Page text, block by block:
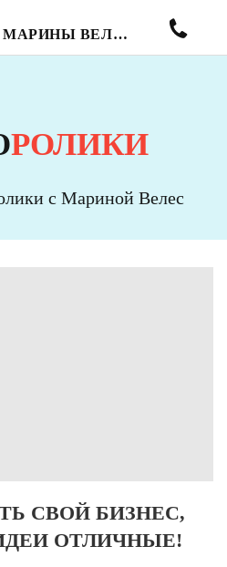
ВИДЕОРОЛИКИ ОТ МАРИНЫ ВЕЛЕС - СТРАНИЦА 18
РОЛИКИ
с Мариной Велес
СВОЙ БИЗНЕС,
ОТЛИЧНЫЕ!